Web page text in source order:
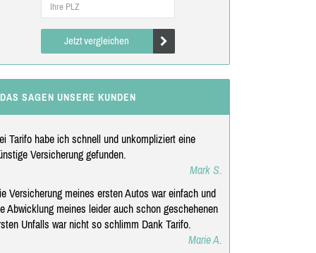
Jetzt vergleichen
DAS SAGEN UNSERE KUNDEN
Tarifo habe ich schnell und unkompliziert eine
Versicherung gefunden.
Mark S.
Versicherung meines ersten Autos war einfach und
Abwicklung meines leider auch schon geschehenen
Unfalls war nicht so schlimm Dank Tarifo.
Marie A.